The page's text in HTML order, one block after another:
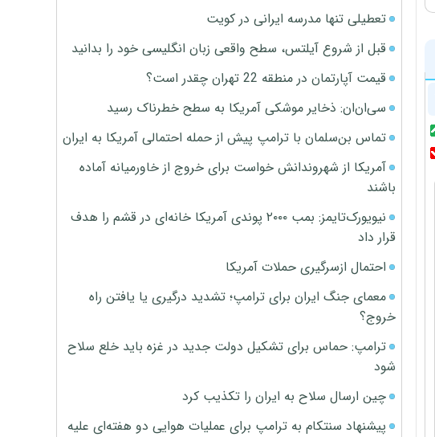
تعطیلی تنها مدرسه ایرانی در کویت
قبل از شروع آیلتس، سطح واقعی زبان انگلیسی خود را بدانید
قیمت آپارتمان در منطقه 22 تهران چقدر است؟
سی‌ان‌ان: ذخایر موشکی آمریکا به سطح خطرناک رسید
تماس بن‌سلمان با ترامپ پیش از حمله احتمالی آمریکا به ایران
آمریکا از شهروندانش خواست برای خروج از خاورمیانه آماده
باشند
نیویورک‌تایمز: بمب ۲۰۰۰ پوندی آمریکا خانه‌ای در قشم را هدف
قرار داد
احتمال ازسرگیری حملات آمریکا
معمای جنگ ایران برای ترامپ؛ تشدید درگیری یا یافتن راه
خروج؟
ترامپ: حماس برای تشکیل دولت جدید در غزه باید خلع سلاح
شود
چین ارسال سلاح به ایران را تکذیب کرد
پیشنهاد سنتکام به ترامپ برای عملیات هوایی دو هفته‌ای علیه